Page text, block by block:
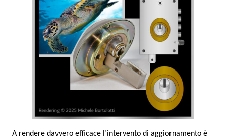
A rendere davvero efficace l’intervento di aggiornamento è